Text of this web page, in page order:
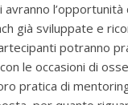
già sviluppate e
potranno
le occasioni di
pratica di